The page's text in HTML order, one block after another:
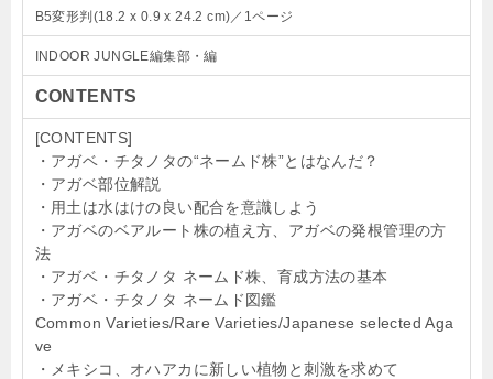
B5変形判(18.2 x 0.9 x 24.2 cm)／1ページ
INDOOR JUNGLE編集部・編
CONTENTS
[CONTENTS]
・アガベ・チタノタの“ネームド株”とはなんだ？
・アガベ部位解説
・用土は水はけの良い配合を意識しよう
・アガベのベアルート株の植え方、アガベの発根管理の方
法
・アガベ・チタノタ ネームド株、育成方法の基本
・アガベ・チタノタ ネームド図鑑
Common Varieties/Rare Varieties/Japanese selected Aga
ve
・メキシコ、オハアカに新しい植物と刺激を求めて